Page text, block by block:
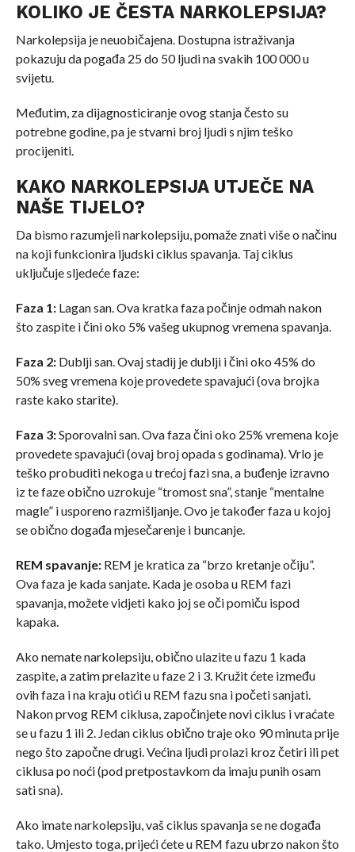
KOLIKO JE ČESTA NARKOLEPSIJA?
Narkolepsija je neuobičajena. Dostupna istraživanja
pokazuju da pogađa 25 do 50 ljudi na svakih 100 000 u
svijetu.
Međutim, za dijagnosticiranje ovog stanja često su
potrebne godine, pa je stvarni broj ljudi s njim teško
procijeniti.
KAKO NARKOLEPSIJA UTJEČE NA
NAŠE TIJELO?
Da bismo razumjeli narkolepsiju, pomaže znati više o načinu
na koji funkcionira ljudski ciklus spavanja. Taj ciklus
uključuje sljedeće faze:
Faza 1:Lagan san. Ova kratka faza počinje odmah nakon
što zaspite i čini oko 5% vašeg ukupnog vremena spavanja.
Faza 2:Dublji san. Ovaj stadij je dublji i čini oko 45% do
50% sveg vremena koje provedete spavajući (ova brojka
raste kako starite).
Faza 3:Sporovalni san. Ova faza čini oko 25% vremena koje
provedete spavajući (ovaj broj opada s godinama). Vrlo je
teško probuditi nekoga u trećoj fazi sna, a buđenje izravno
iz te faze obično uzrokuje “tromost sna”, stanje “mentalne
magle” i usporeno razmišljanje. Ovo je također faza u kojoj
se obično događa mjesečarenje i buncanje.
REM spavanje:REM je kratica za “brzo kretanje očiju”.
Ova faza je kada sanjate. Kada je osoba u REM fazi
spavanja, možete vidjeti kako joj se oči pomiču ispod
kapaka.
Ako nemate narkolepsiju, obično ulazite u fazu 1 kada
zaspite, a zatim prelazite u faze 2 i 3. Kružit ćete između
ovih faza i na kraju otići u REM fazu sna i početi sanjati.
Nakon prvog REM ciklusa, započinjete novi ciklus i vraćate
se u fazu 1 ili 2. Jedan ciklus obično traje oko 90 minuta prije
nego što započne drugi. Većina ljudi prolazi kroz četiri ili pet
ciklusa po noći (pod pretpostavkom da imaju punih osam
sati sna).
Ako imate narkolepsiju, vaš ciklus spavanja se ne događa
tako. Umjesto toga, prijeći ćete u REM fazu ubrzo nakon što